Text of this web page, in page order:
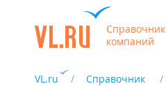
Справочник
компаний
VL.ru Справочник